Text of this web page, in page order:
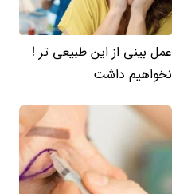
عمل بینی از این طبیعی تر !
نخواهیم داشت